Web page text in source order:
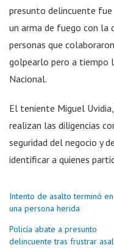
presunto delincuente
un arma de fuego con la
personas que
golpearlo pero a tiempo
Nacional.
El teniente Miguel
realizan las diligencias
seguridad del negocio y
identificar a quienes
Intento de asalto terminó en
una persona herida
Policía abate a presunto
delincuente tras frustrar